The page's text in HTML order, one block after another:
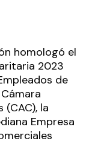
homologó el
2023
de
la
Empresa